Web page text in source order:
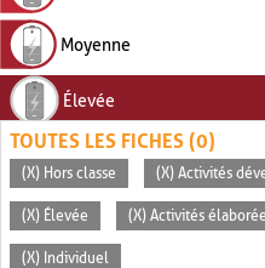
Moyenne
Élevée
TOUTES LES FICHES (0)
(X) Hors classe (X) Activités
(X) Élevée (X) Activités
(X) Individuel